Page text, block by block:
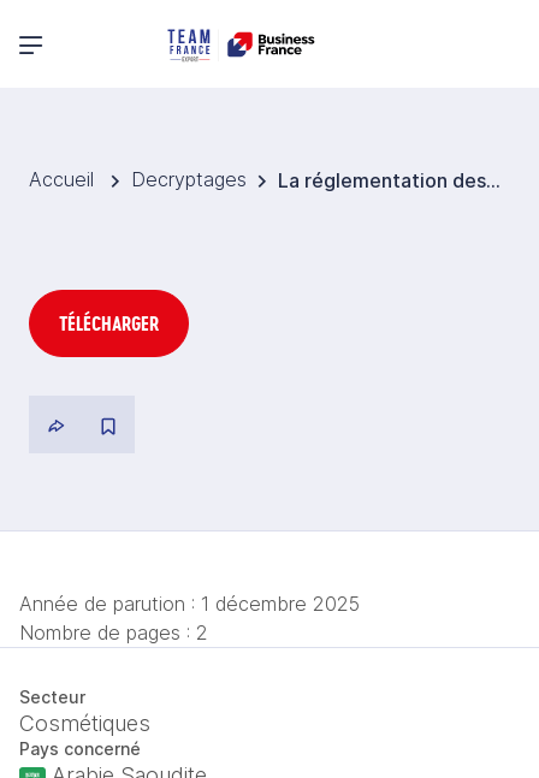
Menu principal
Accueil Decryptages La réglementation des cosmétiques en Arabie saoudite
TÉLÉCHARGER
Année de parution : 1 décembre 2025
Nombre de pages : 2
Secteur
Cosmétiques
Pays concerné